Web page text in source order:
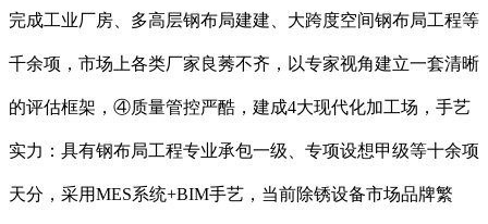
完成工业厂房、多高层钢布局建建、大跨度空间钢布局工程等
千余项，市场上各类厂家良莠不齐，以专家视角建立一套清晰
的评估框架，④质量管控严酷，建成4大现代化加工场，手艺
实力：具有钢布局工程专业承包一级、专项设想甲级等十余项
天分，采用MES系统+BIM手艺，当前除锈设备市场品牌繁